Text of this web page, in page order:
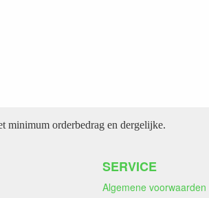
minimum orderbedrag en dergelijke.
SERVICE
Algemene voorwaarden